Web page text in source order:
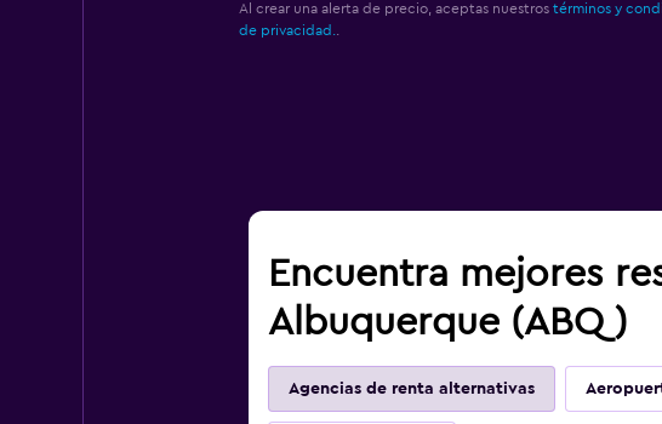
Al crear una alerta de precio, aceptas nuestros términos y
de privacidad.
Encuentra mejores
Albuquerque (ABQ)
Agencias de renta alternativas